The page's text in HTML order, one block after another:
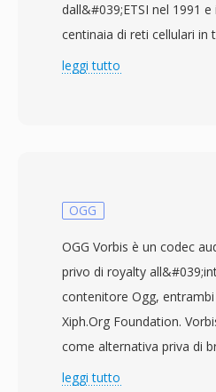
dall&#039;ETSI nel 1991
centinaia di reti cellulari in
Operando a un bitrate
come un filtro predittivo
del pitch per
ottimizzato per garantire
entro i vincoli di banda dei
digitali. Il codec alimenta
GSM ma anche numerose
sistemi di segreteria
leggi tutto
OGG
OGG Vorbis è un codec
privo di royalty
contenitore Ogg,
Xiph.Org Foundation.
come alternativa priva di
utilizzando la codifica con
leggi tutto